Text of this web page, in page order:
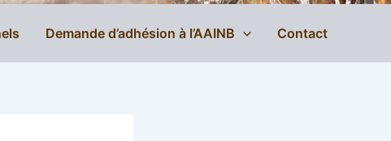
Demande d’adhésion à l’AAINB Contact